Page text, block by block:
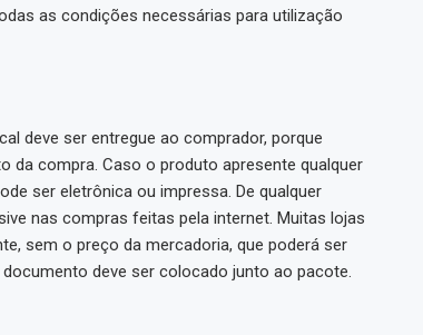
as condições necessárias para utilização
deve ser entregue ao comprador, porque
da compra. Caso o produto apresente qualquer
ser eletrônica ou impressa. De qualquer
nas compras feitas pela internet. Muitas lojas
sem o preço da mercadoria, que poderá ser
deve ser colocado junto ao pacote.